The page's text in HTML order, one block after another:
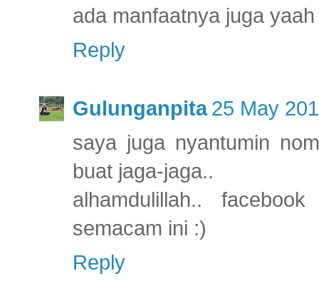
ada manfaatnya juga
Reply
Gulunganpita 25 May
saya juga nyantumin
buat jaga-jaga..
alhamdulillah..
semacam ini :)
Reply